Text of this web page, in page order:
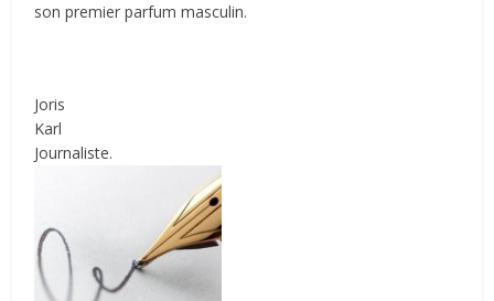
son premier parfum masculin.
Joris
Karl
Journaliste.